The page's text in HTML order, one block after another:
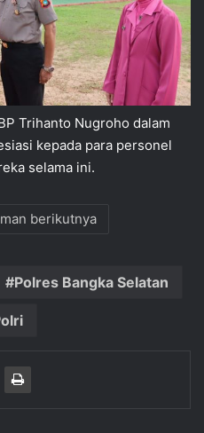
Trihanto Nugroho dalam
kepada para personel
selama ini.
berikutnya
Polres Bangka Selatan